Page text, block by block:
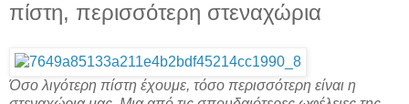
πίστη, περισσότερη στεναχώρια
Όσο λιγότερη πίστη έχουμε, τόσο περισσότερη είναι η